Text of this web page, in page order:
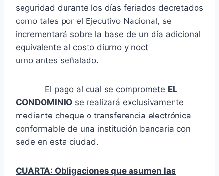
seguridad durante los días feriados decretados
como tales por el Ejecutivo Nacional, se
incrementará sobre la base de un día adicional
equivalente al costo diurno y noct
urno antes señalado.
El pago al cual se compromete EL
CONDOMINIO se realizará exclusivamente
mediante cheque o transferencia electrónica
conformable de una institución bancaria con
sede en esta ciudad.
CUARTA: Obligaciones que asumen las